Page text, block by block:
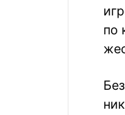
по